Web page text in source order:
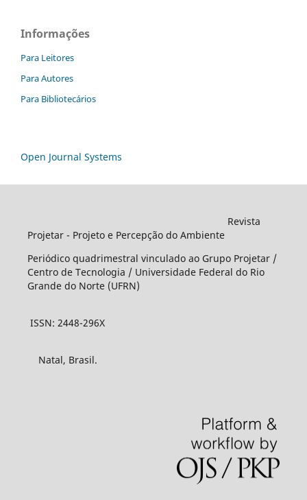
Informações
Para Leitores
Para Autores
Para Bibliotecários
Open Journal Systems
Revista
Projetar - Projeto e Percepção do Ambiente
Periódico quadrimestral vinculado ao Grupo Projetar /
Centro de Tecnologia / Universidade Federal do Rio
Grande do Norte (UFRN)
ISSN: 2448-296X
Natal, Brasil.